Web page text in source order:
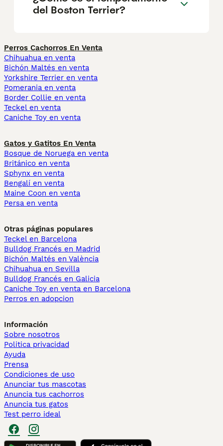
del Boston Terrier?
Perros Cachorros En Venta
Chihuahua en venta
Bichón Maltés en venta
Yorkshire Terrier en venta
Pomerania en venta
Border Collie en venta
Teckel en venta
Caniche Toy en venta
Gatos y Gatitos En Venta
Bosque de Noruega en venta
Británico en venta
Sphynx en venta
Bengalí en venta
Maine Coon en venta
Persa en venta
Otras páginas populares
Teckel en Barcelona
Bulldog Francés en Madrid
Bichón Maltés en València
Chihuahua en Sevilla
Bulldog Francés en Galicia
Caniche Toy en venta en Barcelona
Perros en adopcion
Información
Sobre nosotros
Politica privacidad
Ayuda
Prensa
Condiciones de uso
Anunciar tus mascotas
Anuncia tus cachorros
Anuncia tus gatos
Test perro ideal